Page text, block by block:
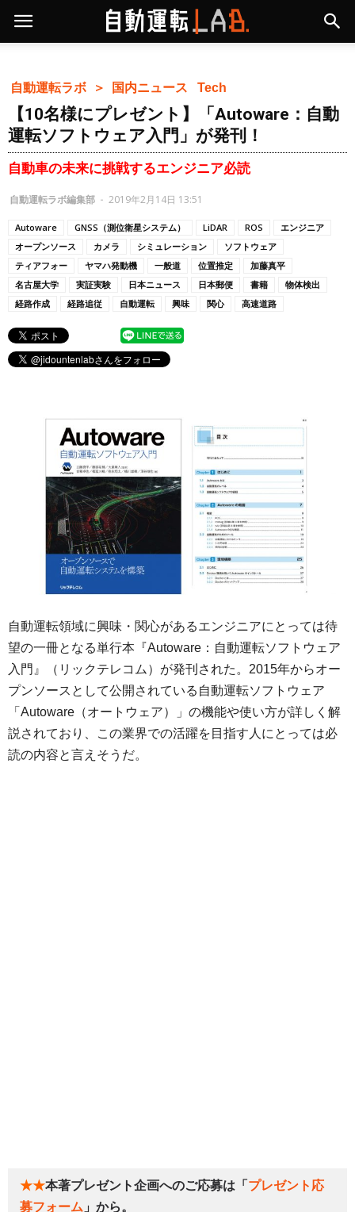
自動運転ラボ ＞ 国内ニュース Tech
【10名様にプレゼント】「Autoware：自動
運転ソフトウェア入門」が発刊！
自動車の未来に挑戦するエンジニア必読
自動運転ラボ編集部 - 2019年2月14日 13:51
Autoware GNSS（測位衛星システム） LiDAR ROS
エンジニア
オープンソース
カメラ シミュレーション
ソフトウェア
ティアフォー
ヤマハ発動機 一般道 位置推定
加藤真平
名古屋大学
実証実験 日本ニュース 日本郵便 書籍
物体検出
経路作成
経路追従 自動運転 興味 関心 高速道路
自動運転領域に興味・関心があるエンジニアにとっては待
望の一冊となる単行本『Autoware：自動運転ソフトウェア
入門』（リックテレコム）が発刊された。2015年からオー
プンソースとして公開されている自動運転ソフトウェア
「Autoware（オートウェア）」の機能や使い方が詳しく解
説されており、この業界での活躍を目指す人にとっては必
読の内容と言えそうだ。
★★本著プレゼント企画へのご応募は「 プレゼント応
募フォーム 」から。